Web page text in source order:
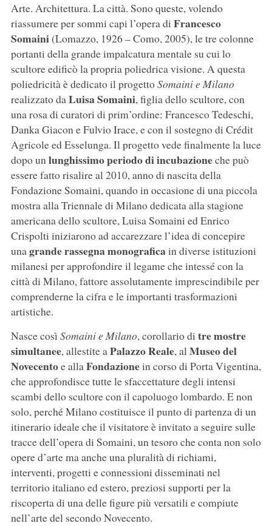
Arte. Architettura. La città. Sono queste, volendo
riassumere per sommi capi l’opera di Francesco
Somaini(Lomazzo, 1926 – Como, 2005), le tre colonne
portanti della grande impalcatura mentale su cui lo
scultore edificò la propria poliedrica visione. A questa
poliedricità è dedicato il progettoSomaini e Milano
realizzato daLuisa Somaini, figlia dello scultore, con
una rosa di curatori di prim’ordine: Francesco Tedeschi,
Danka Giacon e Fulvio Irace, e con il sostegno di Crédit
Agricole ed Esselunga. Il progetto vede finalmente la luce
dopo unlunghissimo periodo di incubazioneche può
essere fatto risalire al 2010, anno di nascita della
Fondazione Somaini, quando in occasione di una piccola
mostra alla Triennale di Milano dedicata alla stagione
americana dello scultore, Luisa Somaini ed Enrico
Crispolti iniziarono ad accarezzare l’idea di concepire
unagrande rassegna monograficain diverse istituzioni
milanesi per approfondire il legame che intessé con la
città di Milano, fattore assolutamente imprescindibile per
comprenderne la cifra e le importanti trasformazioni
artistiche.
Nasce così Somaini e Milano, corollario di tre mostre
simultanee, allestite aPalazzo Reale, alMuseo del
Novecentoe allaFondazionein corso di Porta Vigentina,
che approfondisce tutte le sfaccettature degli intensi
scambi dello scultore con il capoluogo lombardo. E non
solo, perché Milano costituisce il punto di partenza di un
itinerario ideale che il visitatore è invitato a seguire sulle
tracce dell’opera di Somaini, un tesoro che conta non solo
opere d’arte ma anche una pluralità di richiami,
interventi, progetti e connessioni disseminati nel
territorio italiano ed estero, preziosi supporti per la
riscoperta di una delle figure più versatili e compiute
nell’arte del secondo Novecento.